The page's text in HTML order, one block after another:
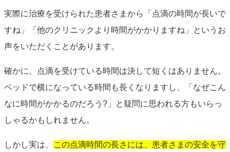
実際に治療を受けられた患者さまから「点滴の時間が長いで
すね」「他のクリニックより時間がかかりますね」というお
声をいただくことがあります。
確かに、点滴を受けている時間は決して短くはありません。
ベッドで横になっている時間も長くなりますし、「なぜこん
なに時間がかかるのだろう?」と疑問に思われる方もいらっ
しゃるかもしれません。
しかし実は、
この点滴時間の長さには、患者さまの安全を守